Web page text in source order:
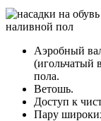
Аэробный
(игольчатый
пола.
Ветошь.
Доступ к
Пару